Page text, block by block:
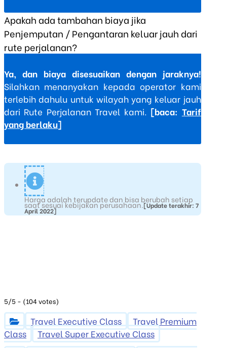
Apakah ada tambahan biaya jika
Penjemputan / Pengantaran keluar jauh dari
rute perjalanan?
Ya, dan biaya disesuaikan dengan jaraknya!
Silahkan menanyakan kepada operator kami
terlebih dahulu untuk wilayah yang keluar jauh
dari Rute Perjalanan Travel kami. [baca: Tarif
yang berlaku]
Harga adalah terupdate dan bisa berubah setiap
saat sesuai kebijakan perusahaan.[Update terakhir: 7
April 2022]
5/5 - (104 votes)
Travel Executive Class
Travel Premium
Class
Travel Super Executive Class